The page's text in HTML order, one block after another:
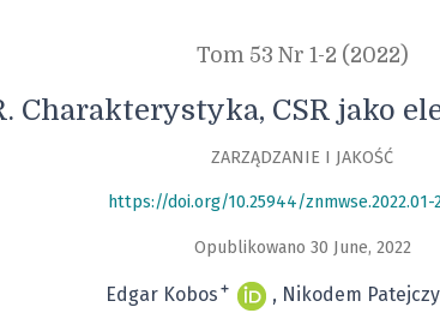
Tom 53 Nr 1-2 (2022)
Charakterystyka, CSR jako
ZARZĄDZANIE I JAKOŚĆ
https://doi.org/10.25944/znmwse.2022.01-
Opublikowano 30 June, 2022
Edgar Kobos + Nikodem